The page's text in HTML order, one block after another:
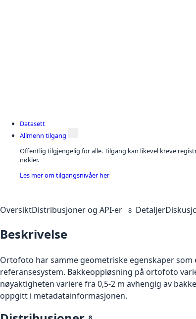
Datasett
Allmenn tilgang
Offentlig tilgjengelig for alle. Tilgang kan likevel kreve
nøkler.
Les mer om tilgangsnivåer her
OversiktDistribusjoner og API-er 8 Detaljer
Beskrivelse
Ortofoto har samme geometriske egenskaper
referansesystem. Bakkeoppløsning på ortofoto
nøyaktigheten variere fra 0,5-2 m avhengig av
oppgitt i metadatainformasjonen.